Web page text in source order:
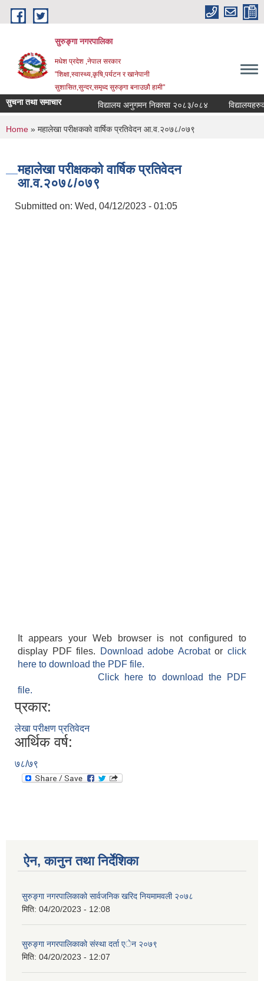
Skip to main content
सुरुङ्‍गा नगरपालिका
मधेश प्रदेश ,नेपाल सरकार
"शिक्षा,स्वास्थ्य,कृषि,पर्यटन र खानेपानी
सुशासित,सुन्दर,समृध्द सुरुङ्गा बनाउछौ हामी"
सुचना तथा समाचार विद्यालय अनुगमन निकासा २०८३/०८४
You are here
Home » महालेखा परीक्षकको वार्षिक प्रतिवेदन आ.व.२०७८/०७९
महालेखा परीक्षकको वार्षिक प्रतिवेदन
आ.व.२०७८/०७९
Submitted on: Wed, 04/12/2023 - 01:05
It appears your Web browser is not configured to
display PDF files.
Download adobe Acrobatorclick
here to download the PDF file.
Click here to download the PDF
file.
प्रकार:
लेखा परीक्षण प्रतिवेदन
आर्थिक वर्ष:
७८/७९
ऐन, कानुन तथा निर्देशिका
सुरुङ्गा नगरपालिकाको सार्वजनिक खरिद नियमामवली २०७८
मिति: 04/20/2023 - 12:08
सुरुङ्गा नगरपालिकाको संस्था दर्ता एेन २०७९
मिति: 04/20/2023 - 12:07